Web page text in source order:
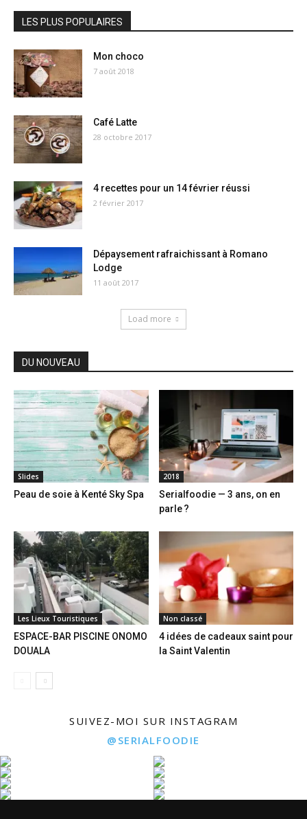
LES PLUS POPULAIRES
Mon choco
7 août 2018
Café Latte
28 octobre 2017
4 recettes pour un 14 février réussi
2 février 2017
Dépaysement rafraichissant à Romano
Lodge
11 août 2017
Load more
DU NOUVEAU
Slides
Peau de soie à Kenté Sky Spa
2018
Serialfoodie — 3 ans, on en
parle ?
Les Lieux Touristiques
ESPACE-BAR PISCINE ONOMO
DOUALA
Non classé
4 idées de cadeaux saint pour
la Saint Valentin
SUIVEZ-MOI SUR INSTAGRAM
@SERIALFOODIE